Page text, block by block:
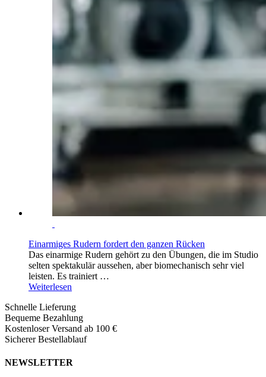
Einarmiges Rudern fordert den ganzen Rücken
Das einarmige Rudern gehört zu den Übungen, die im Studio
selten spektakulär aussehen, aber biomechanisch sehr viel
leisten. Es trainiert …
Weiterlesen
Schnelle Lieferung
Bequeme Bezahlung
Kostenloser Versand ab 100 €
Sicherer Bestellablauf
NEWSLETTER